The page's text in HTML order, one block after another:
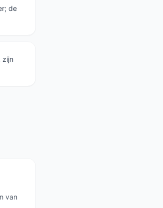
de
zijn
van